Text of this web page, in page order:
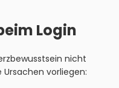
Login
nicht
vorliegen: